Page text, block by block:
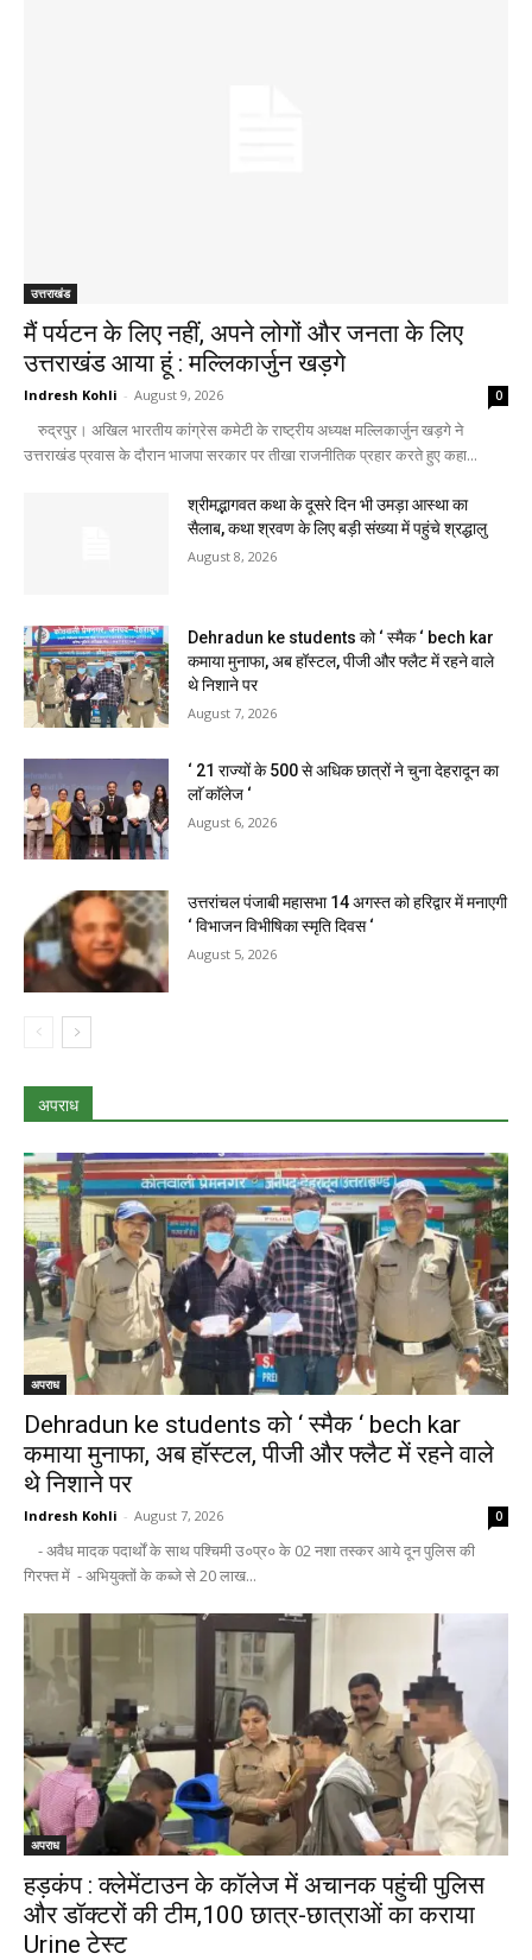
उत्तराखंड
मैं पर्यटन के लिए नहीं, अपने लोगों और जनता के लिए
उत्तराखंड आया हूं : मल्लिकार्जुन खड़गे
Indresh Kohli - August 9, 2026 0
रुद्रपुर। अखिल भारतीय कांग्रेस कमेटी के राष्ट्रीय अध्यक्ष मल्लिकार्जुन खड़गे ने
उत्तराखंड प्रवास के दौरान भाजपा सरकार पर तीखा राजनीतिक प्रहार करते हुए कहा...
श्रीमद्भागवत कथा के दूसरे दिन भी उमड़ा आस्था का
सैलाब, कथा श्रवण के लिए बड़ी संख्या में पहुंचे श्रद्धालु
August 8, 2026
Dehradun ke students को ‘ स्मैक ‘ bech kar
कमाया मुनाफा, अब हॉस्टल, पीजी और फ्लैट में रहने वाले
थे निशाने पर
August 7, 2026
‘ 21 राज्यों के 500 से अधिक छात्रों ने चुना देहरादून का
लाॅ काॅलेज ‘
August 6, 2026
उत्तरांचल पंजाबी महासभा 14 अगस्त को हरिद्वार में मनाएगी
‘ विभाजन विभीषिका स्मृति दिवस ‘
August 5, 2026
अपराध
अपराध
Dehradun ke students को ‘ स्मैक ‘ bech kar
कमाया मुनाफा, अब हॉस्टल, पीजी और फ्लैट में रहने वाले
थे निशाने पर
Indresh Kohli - August 7, 2026 0
- अवैध मादक पदार्थों के साथ पश्चिमी उ०प्र० के 02 नशा तस्कर आये दून पुलिस की
गिरफ्त में - अभियुक्तों के कब्जे से 20 लाख...
अपराध
हड़कंप : क्लेमेंटाउन के कॉलेज में अचानक पहुंची पुलिस
और डॉक्टरों की टीम,100 छात्र-छात्राओं का कराया
Urine टेस्ट